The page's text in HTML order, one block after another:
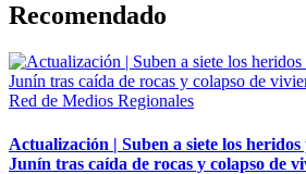
Recomendado
Red de Medios Regionales
Actualización | Suben a siete los heridos
Junín tras caída de rocas y colapso de